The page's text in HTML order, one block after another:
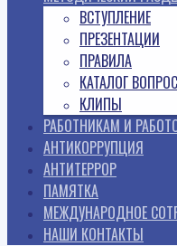
ВСТУПЛЕНИЕ
ПРЕЗЕНТАЦИИ
ПРАВИЛА
КАТАЛОГ
КЛИПЫ
РАБОТНИКАМ И
АНТИКОРРУПЦИЯ
АНТИТЕРРОР
ПАМЯТКА
МЕЖДУНАРОДНОЕ
НАШИ КОНТАКТЫ